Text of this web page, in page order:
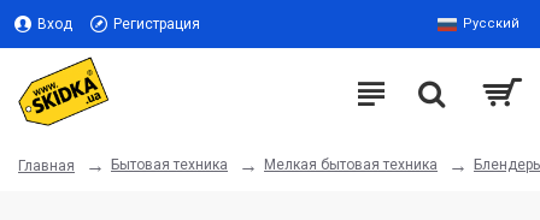
Вход Регистрация Русский
Главная Бытовая техника Мелкая бытовая техника